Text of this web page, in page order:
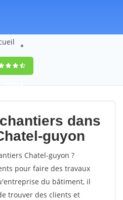
(100%)0
votes
dans
guyon
Chatel-guyon ?
pour faire des travaux
du bâtiment, il
trouver des clients et